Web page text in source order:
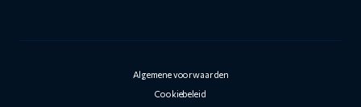
Algemene voorwaarden
Cookiebeleid